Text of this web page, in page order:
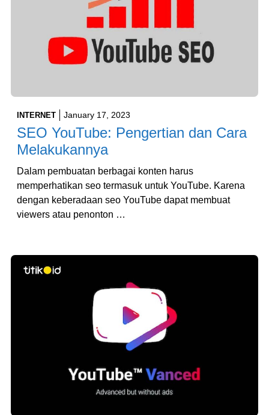
INTERNET January 17, 2023
SEO YouTube: Pengertian dan Cara
Melakukannya
Dalam pembuatan berbagai konten harus
memperhatikan seo termasuk untuk YouTube. Karena
dengan keberadaan seo YouTube dapat membuat
viewers atau penonton …